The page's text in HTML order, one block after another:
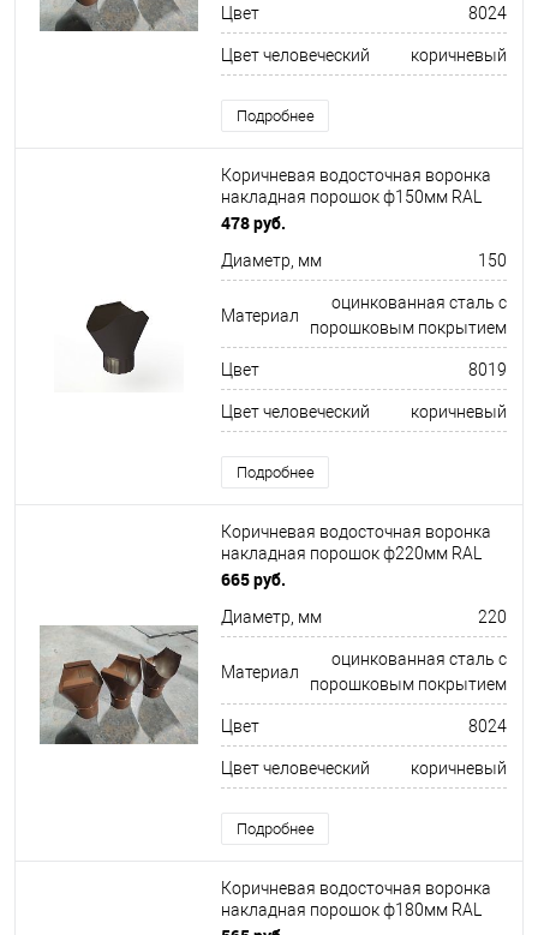
Цвет 8024
Цвет человеческий коричневый
Подробнее
Коричневая водосточная воронка
накладная порошок ф150мм RAL
8019
478 руб.
Диаметр, мм 150
Материал
оцинкованная сталь с
порошковым покрытием
Цвет 8019
Цвет человеческий коричневый
Подробнее
Коричневая водосточная воронка
накладная порошок ф220мм RAL
8024
665 руб.
Диаметр, мм 220
Материал
оцинкованная сталь с
порошковым покрытием
Цвет 8024
Цвет человеческий коричневый
Подробнее
Коричневая водосточная воронка
накладная порошок ф180мм RAL